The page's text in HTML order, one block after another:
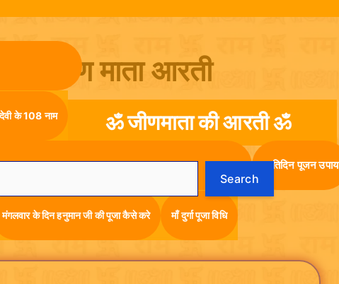
देवी के 108 नाम
मंगलवार के दिन हनुमान जी की पूजा कैसे करे माँ दुर्गा पूजा विधि
प्रतिदिन पूजन उपाय
जीण माता आरती
ॐ जीणमाता की आरती ॐ
Search